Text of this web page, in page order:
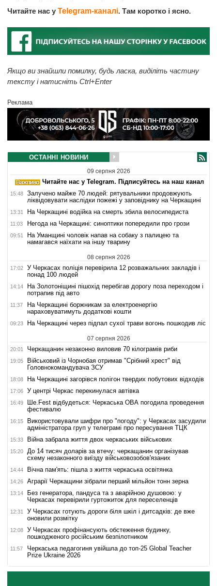
Читайте нас у Telegram-каналі. Там коротко і ясно.
Якщо ви знайшли помилку, будь ласка, виділіть частину
тексту і натисніть Ctrl+Enter
Реклама
ОСТАННІ НОВИНИ
09 серпня 2026
Читайте нас у Telegram. Підписуйтесь на наш канал
15:48
Залучено майже 70 людей: рятувальники продовжують
ліквідовувати наслідки пожежі у заповіднику на Черкащині
13:31 На Черкащині водійка на смерть збила велосипедиста
11:03 Негода на Черкащині: синоптики попередили про грози
09:51
На Уманщині чоловік напав на собаку з палицею та
намагався наїхати на іншу тварину
08 серпня 2026
17:02
У Черкасах поліція перевірила 12 розважальних закладів і
понад 100 людей
14:14
На Золотоніщині пішохід перебігав дорогу поза переходом і
потрапив під авто
11:37
На Черкащині боржникам за електроенергію
нараховуватимуть додаткові кошти
09:23 На Черкащині через підпал сухої трави вогонь пошкодив ліс
07 серпня 2026
20:01 Черкащанин незаконно виловив 70 кілограмів риби
19:05
Військовий із Чорнобая отримав "Срібний хрест" від
Головнокомандувача ЗСУ
18:08 На Черкащині загорівся полігон твердих побутових відходів
17:06 У центрі Черкас перекинулася автівка
16:49
Ше.Fest відбудеться: Черкаська ОВА погодила проведення
фестивалю
16:15
Використовували шифри про "погоду": у Черкасах засудили
адміністратора груп у телеграмі про пересування ТЦК
15:33 Війна забрала життя двох черкаських військових
15:20
До 14 тисяч доларів за втечу: черкащанин організував
схему незаконного виїзду військовозобов'язаних
14:44 Вічна пам'ять: пішла з життя черкаська освітянка
14:26 Аграрії Черкащини зібрали перший мільйон тонн зерна
13:14
Без генератора, пандуса та з аварійною душовою: у
Черкасах перевірили гуртожиток для переселенців
12:31
У Черкасах готують дороги біля шкіл і дитсадків: де вже
оновили розмітку
12:08
У Черкасах профінансують обстеження будинку,
пошкодженого російським безпілотником
11:57
Черкаська педагогиня увійшла до топ-25 Global Teacher
Prize Ukraine 2026